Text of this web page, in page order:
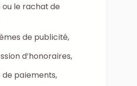
ou le rachat de
de publicité,
d’honoraires,
de paiements,